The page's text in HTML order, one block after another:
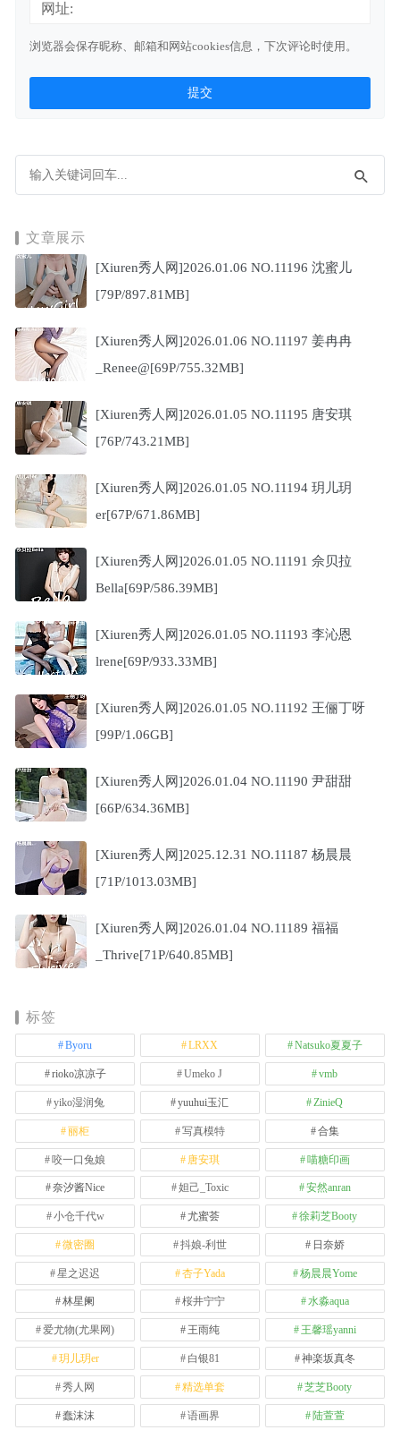
网址:
浏览器会保存昵称、邮箱和网站cookies信息，下次评论时使用。
文章展示
[Xiuren秀人网]2026.01.06 NO.11196 沈蜜儿
[79P/897.81MB]
[Xiuren秀人网]2026.01.06 NO.11197 姜冉冉
_Renee@[69P/755.32MB]
[Xiuren秀人网]2026.01.05 NO.11195 唐安琪
[76P/743.21MB]
[Xiuren秀人网]2026.01.05 NO.11194 玥儿玥
er[67P/671.86MB]
[Xiuren秀人网]2026.01.05 NO.11191 佘贝拉
Bella[69P/586.39MB]
[Xiuren秀人网]2026.01.05 NO.11193 李沁恩
lrene[69P/933.33MB]
[Xiuren秀人网]2026.01.05 NO.11192 王俪丁呀
[99P/1.06GB]
[Xiuren秀人网]2026.01.04 NO.11190 尹甜甜
[66P/634.36MB]
[Xiuren秀人网]2025.12.31 NO.11187 杨晨晨
[71P/1013.03MB]
[Xiuren秀人网]2026.01.04 NO.11189 福福
_Thrive[71P/640.85MB]
标签
Byoru LRXX Natsuko夏夏子
rioko凉凉子 Umeko J vmb
yiko湿润兔 yuuhui玉汇 ZinieQ
丽柜 写真模特 合集
咬一口兔娘 唐安琪 喵糖印画
奈汐酱Nice 妲己_Toxic 安然anran
小仓千代w 尤蜜荟 徐莉芝Booty
微密圈 抖娘-利世 日奈娇
星之迟迟 杏子Yada 杨晨晨Yome
林星阑 桜井宁宁 水淼aqua
爱尤物(尤果网) 王雨纯 王馨瑶yanni
玥儿玥er 白银81 神楽坂真冬
秀人网 精选单套 芝芝Booty
蠢沫沫 语画界 陆萱萱